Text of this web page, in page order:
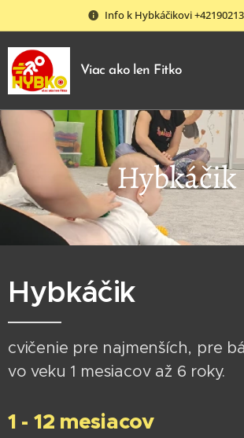
Info k Hybkáčikovi
Viac ako len Fitko
Hybkáčik
Hybkáčik
cvičenie pre najmenších, pre
vo veku 1 mesiacov až 6 roky.
1 - 12 mesiacov